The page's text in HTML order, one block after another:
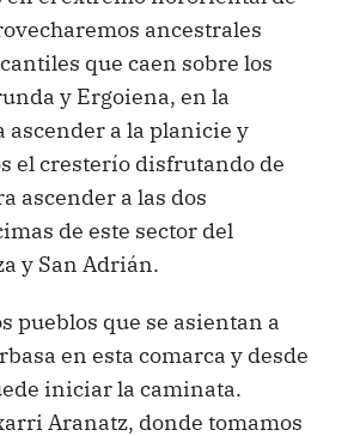
ancestrales
que caen sobre los
y Ergoiena, en la
ascender a la planicie y
el cresterío disfrutando de
ascender a las dos
de este sector del
y San Adrián.
pueblos que se asientan a
en esta comarca y desde
iniciar la caminata.
Aranatz, donde tomamos